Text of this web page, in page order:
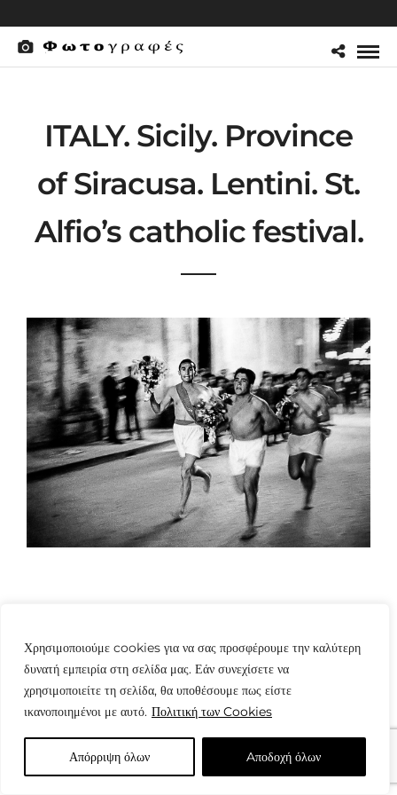
Χρησιμοποιούμε cookies για να σας προσφέρουμε την καλύτερη
δυνατή εμπειρία στη σελίδα μας. Εάν συνεχίσετε να
χρησιμοποιείτε τη σελίδα, θα υποθέσουμε πως είστε
ικανοποιημένοι με αυτό. Πολιτική των Cookies
Απόρριψη όλων Aποδοχή όλων
ITALY. Sicily. Province
of Siracusa. Lentini. St.
Alfio’s catholic festival.
© Copyright: www.fotografes.gr - Δαμιανός Μωραΐτης